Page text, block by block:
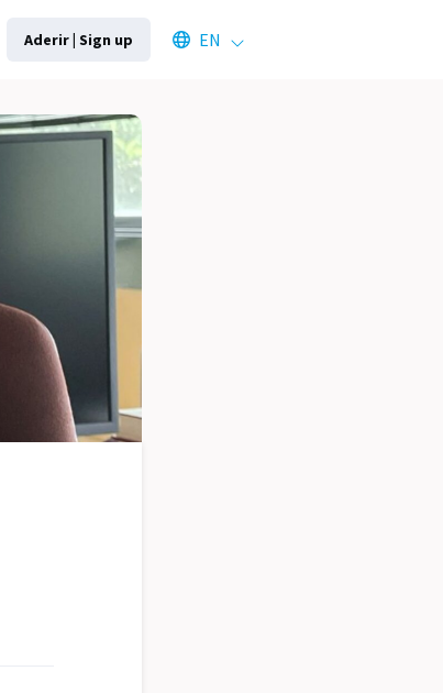
Aderir | Sign up Select an available language
EN